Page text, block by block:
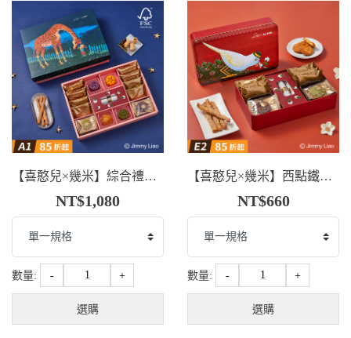
【喜憨兒×幾米】綜合禮盒．剛好想你(A1)
NT$1,080
數量: - +
選購
【喜憨兒×幾米】西點鐵盒．剛好幸福(E2)
NT$660
數量: - +
選購